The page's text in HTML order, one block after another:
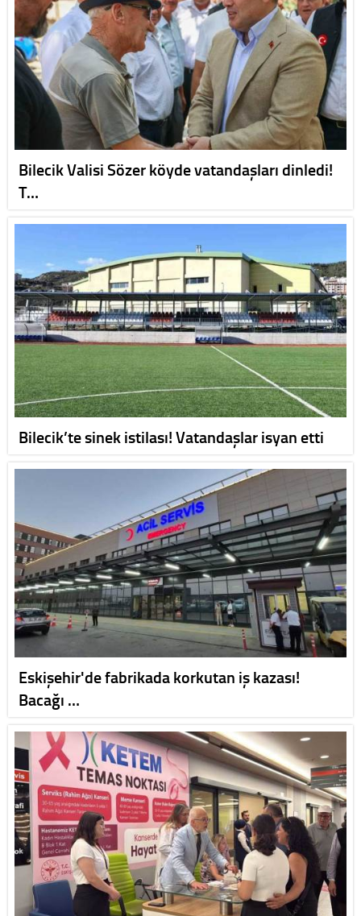
Bilecik Valisi Sözer köyde vatandaşları dinledi!
T…
Bilecik’te sinek istilası! Vatandaşlar isyan etti
Eskişehir'de fabrikada korkutan iş kazası!
Bacağı …